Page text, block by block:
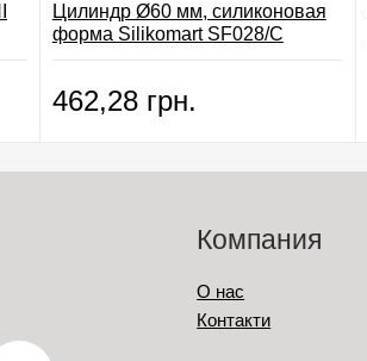
Цилиндр Ø60 мм, силиконовая
форма Silikomart SF028/C
462,28 грн.
Компания
О нас
Контакти